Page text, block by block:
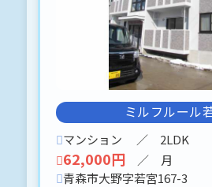
2026-06-12
青森市浪館前田2丁目4-
一戸建て貸物件
１F店舗使用（店舗又は
２F １LDK居住用スペー
内見可能です。 駐車場２
です(⋈◍＞◡＜◍)。✧♡
写真の入替をしました。
御覧願います。o(^▽^)o
ミルフルール
マンション ／ 2LDK
62,000円 ／ 月
青森市大野字若宮167-3